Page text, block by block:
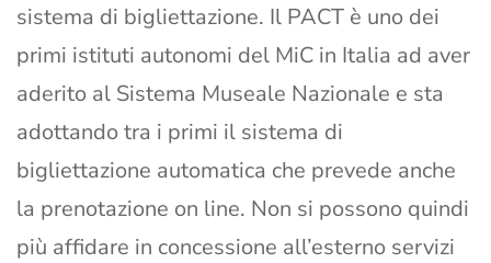
sistema di bigliettazione. Il PACT è uno dei
primi istituti autonomi del MiC in Italia ad aver
aderito al Sistema Museale Nazionale e sta
adottando tra i primi il sistema di
bigliettazione automatica che prevede anche
la prenotazione on line. Non si possono quindi
più affidare in concessione all’esterno servizi